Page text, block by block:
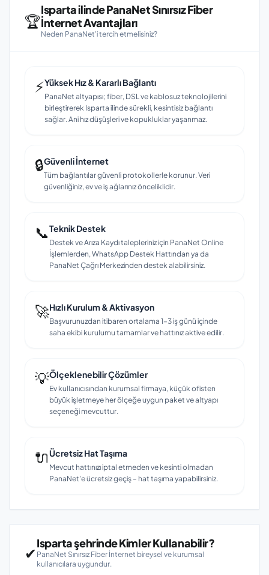
🏆
Isparta ilinde PanaNet Sınırsız Fiber
İnternet Avantajları
Neden PanaNet'i tercih etmelisiniz?
⚡Yüksek Hız & Kararlı Bağlantı
PanaNet altyapısı; fiber, DSL ve kablosuz teknolojilerini
birleştirerek Isparta ilinde sürekli, kesintisiz bağlantı
sağlar. Ani hız düşüşleri ve kopukluklar yaşanmaz.
🔒Güvenli İnternet
Tüm bağlantılar güvenli protokollerle korunur. Veri
güvenliğiniz, ev ve iş ağlarınız önceliklidir.
📞Teknik Destek
Destek ve Arıza Kaydı talepleriniz için PanaNet Online
İşlemlerden, WhatsApp Destek Hattından ya da
PanaNet Çağrı Merkezinden destek alabilirsiniz.
🚀Hızlı Kurulum & Aktivasyon
Başvurunuzdan itibaren ortalama 1–3 iş günü içinde
saha ekibi kurulumu tamamlar ve hattınız aktive edilir.
💡Ölçeklenebilir Çözümler
Ev kullanıcısından kurumsal firmaya, küçük ofisten
büyük işletmeye her ölçeğe uygun paket ve altyapı
seçeneği mevcuttur.
🔌Ücretsiz Hat Taşıma
Mevcut hattınızı iptal etmeden ve kesinti olmadan
PanaNet'e ücretsiz geçiş – hat taşıma yapabilirsiniz.
✔
Isparta şehrinde Kimler Kullanabilir?
PanaNet Sınırsız Fiber İnternet bireysel ve kurumsal
kullanıcılara uygundur.